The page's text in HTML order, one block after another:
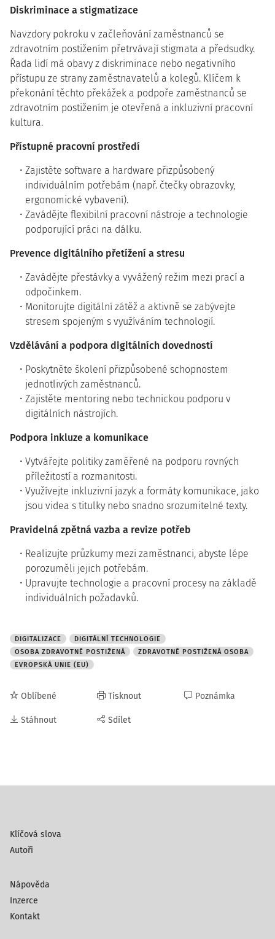
Diskriminace a stigmatizace
Navzdory pokroku v začleňování zaměstnanců se
zdravotním postižením přetrvávají stigmata a předsudky.
Řada lidí má obavy z diskriminace nebo negativního
přístupu ze strany zaměstnavatelů a kolegů. Klíčem k
překonání těchto překážek a podpoře zaměstnanců se
zdravotním postižením je otevřená a inkluzivní pracovní
kultura.
Přístupné pracovní prostředí
Zajistěte software a hardware přizpůsobený
individuálním potřebám (např. čtečky obrazovky,
ergonomické vybavení).
Zavádějte flexibilní pracovní nástroje a technologie
podporující práci na dálku.
Prevence digitálního přetížení a stresu
Zavádějte přestávky a vyvážený režim mezi prací a
odpočinkem.
Monitorujte digitální zátěž a aktivně se zabývejte
stresem spojeným s využíváním technologií.
Vzdělávání a podpora digitálních dovedností
Poskytněte školení přizpůsobené schopnostem
jednotlivých zaměstnanců.
Zajistěte mentoring nebo technickou podporu v
digitálních nástrojích.
Podpora inkluze a komunikace
Vytvářejte politiky zaměřené na podporu rovných
příležitostí a rozmanitosti.
Využívejte inkluzivní jazyk a formáty komunikace, jako
jsou videa s titulky nebo snadno srozumitelné texty.
Pravidelná zpětná vazba a revize potřeb
Realizujte průzkumy mezi zaměstnanci, abyste lépe
porozuměli jejich potřebám.
Upravujte technologie a pracovní procesy na základě
individuálních požadavků.
DIGITALIZACE
DIGITÁLNÍ TECHNOLOGIE
OSOBA ZDRAVOTNĚ POSTIŽENÁ
ZDRAVOTNĚ POSTIŽENÁ OSOBA
EVROPSKÁ UNIE (EU)
Oblíbené
Stáhnout
Tisknout
Sdílet
Poznámka
Klíčová slova
Autoři
Nápověda
Inzerce
Kontakt